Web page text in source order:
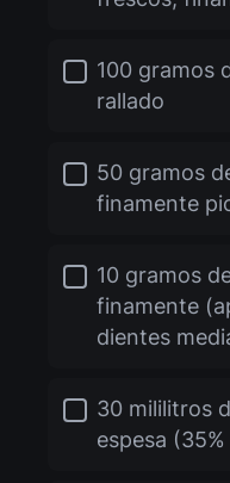
100 gramos
rallado
50 gramos
finamente
10 gramos
finamente
dientes
30 mililitros
espesa